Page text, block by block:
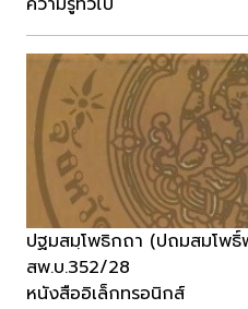
ปฐมสมฺโพธิกถา (ปถมสมโพ
สพ.บ.352/28
หนังสืออิเล็กทรอนิกส์